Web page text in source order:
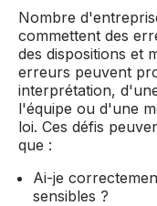
Nombre
commettent des
des dispositions et
erreurs peuvent
interprétation,
l'équipe ou d'une
loi. Ces défis
que :
Ai-je
sensibles ?